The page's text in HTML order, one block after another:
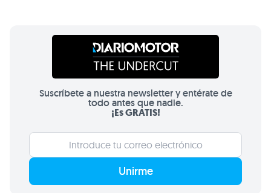
Suscríbete a nuestra newsletter y entérate de
todo antes que nadie.
¡Es GRATIS!
Unirme